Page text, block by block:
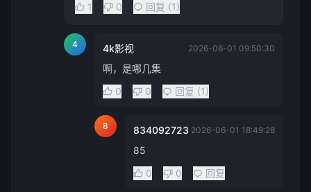
1
0 回复 (1)
4 4k影视 2026-06-01 09:50:30
啊，是哪几集
0
0 回复 (1)
8 834092723 2026-06-01 18:49:28
85
0
0 回复